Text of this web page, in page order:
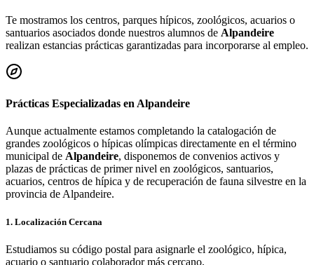
Te mostramos los centros, parques hípicos, zoológicos, acuarios o
santuarios asociados donde nuestros alumnos de Alpandeire
realizan estancias prácticas garantizadas para incorporarse al empleo.
Prácticas Especializadas en Alpandeire
Aunque actualmente estamos completando la catalogación de
grandes zoológicos o hípicas olímpicas directamente en el término
municipal de Alpandeire, disponemos de convenios activos y
plazas de prácticas de primer nivel en zoológicos, santuarios,
acuarios, centros de hípica y de recuperación de fauna silvestre en la
provincia deAlpandeire.
1. Localización Cercana
Estudiamos su código postal para asignarle el zoológico, hípica,
acuario o santuario colaborador más cercano.